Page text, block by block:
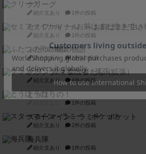
クリーグ
紹介文あり 1件の投稿
セミファイナル ～お前はまだ生き
紹介文あり 1件の投稿
ふたつの街の物語
紹介文あり 18件の投稿
クランク! ：冒険者たち（拡張）
紹介文あり 4件の投稿
とうほうの！
1件の投稿
スターマイン・ラミー ポケット
紹介文あり 2件の投稿
海兵隊
紹介文あり 1件の投稿